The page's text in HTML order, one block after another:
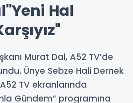
Hal
Murat Dal, A52 TV’de
Ünye Sebze Hali Dernek
TV ekranlarında
Gündem” programına